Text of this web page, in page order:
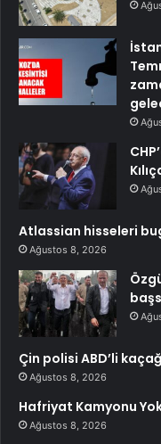
Atlassian hisseleri
Ağustos 8, 2026
Çin polisi ABD’li
Ağustos 8, 2026
Hafriyat Kamyonu
Ağustos 8, 2026